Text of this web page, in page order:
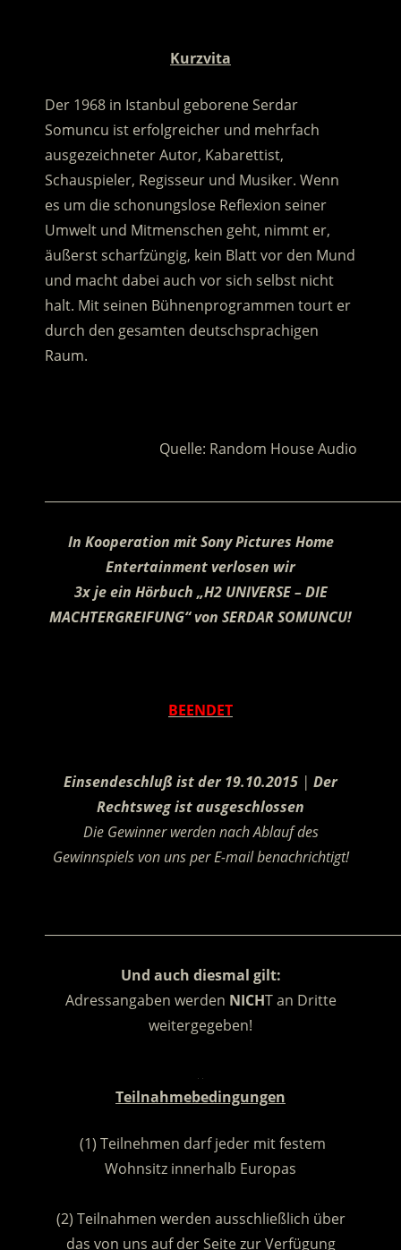
Kurzvita
Der 1968 in Istanbul geborene Serdar
Somuncu ist erfolgreicher und mehrfach
ausgezeichneter Autor, Kabarettist,
Schauspieler, Regisseur und Musiker. Wenn
es um die schonungslose Reflexion seiner
Umwelt und Mitmenschen geht, nimmt er,
äußerst scharfzüngig, kein Blatt vor den Mund
und macht dabei auch vor sich selbst nicht
halt. Mit seinen Bühnenprogrammen tourt er
durch den gesamten deutschsprachigen
Raum.
Quelle: Random House Audio
In Kooperation mit Sony Pictures Home
Entertainment verlosen wir
3x je ein Hörbuch „H2 UNIVERSE – DIE
MACHTERGREIFUNG“ von SERDAR SOMUNCU!
BEENDET
Einsendeschluß ist der 19.10.2015 | Der
Rechtsweg ist ausgeschlossen
Die Gewinner werden nach Ablauf des
Gewinnspiels von uns per E-mail benachrichtigt!
Und auch diesmal gilt:
Adressangaben werden NICHT an Dritte
weitergegeben!
Teilnahmebedingungen
(1) Teilnehmen darf jeder mit festem
Wohnsitz innerhalb Europas
(2) Teilnahmen werden ausschließlich über
das von uns auf der Seite zur Verfügung